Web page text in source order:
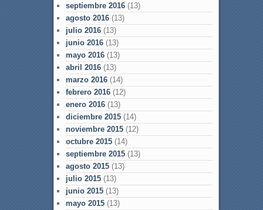
septiembre 2016(13)
agosto 2016(13)
julio 2016(13)
junio 2016(13)
mayo 2016(13)
abril 2016(13)
marzo 2016(14)
febrero 2016(12)
enero 2016(13)
diciembre 2015(14)
noviembre 2015(12)
octubre 2015(14)
septiembre 2015(13)
agosto 2015(13)
julio 2015(13)
junio 2015(13)
mayo 2015(13)